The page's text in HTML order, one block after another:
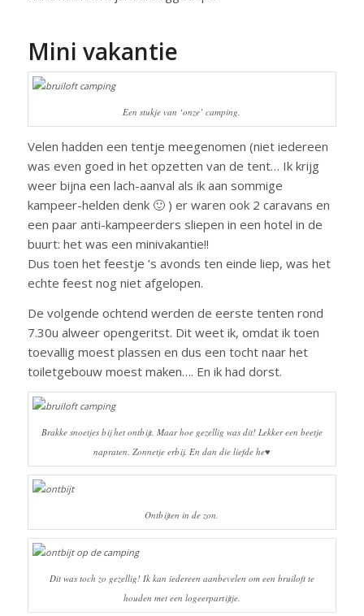
Mini vakantie
Een stukje van ‘onze’ camping.
Velen hadden een tentje meegenomen (niet iedereen
was even goed in het opzetten van de tent… Ik krijg
weer bijna een lach-aanval als ik aan sommige
kampeer-helden denk 🙂 ) er waren ook 2 caravans en
een paar anti-kampeerders sliepen in een hotel in de
buurt: het was een minivakantie!!
Dus toen het feestje ’s avonds ten einde liep, was het
echte feest nog niet afgelopen.
De volgende ochtend werden de eerste tenten rond
7.30u alweer opengeritst. Dit weet ik, omdat ik toen
toevallig moest plassen en dus een tocht naar het
toiletgebouw moest maken…. En ik had dorst.
Brakke snoetjes bij het ontbijt. Maar hoe gezellig was dit! Lekker een beetje
napraten. Zonnetje erbij. En dan die liefde he♥
Ontbijten in de zon.
Dit was toch zo gezellig! Ik kan iedereen aanbevelen om een bruiloft te
houden met een logeerpartijtje.